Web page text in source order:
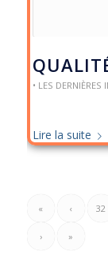
• LES DERNIÈRES
Lire la suite
« ‹ 32
› »